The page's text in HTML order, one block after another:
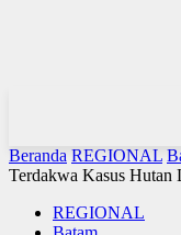
Beranda REGIONAL
Terdakwa Kasus Hutan
REGIONAL